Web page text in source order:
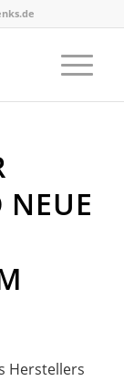
NEUE
Herstellers